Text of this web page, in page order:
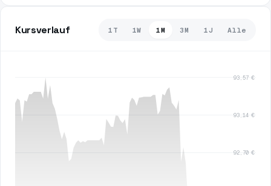
Kursverlauf 1T 1W 1M 3M 1J Alle
93,57 €
93,14 €
92,70 €